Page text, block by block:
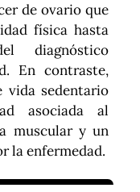
de ovario que
física hasta
diagnóstico
En contraste,
vida sedentario
asociada al
muscular y un
la enfermedad.